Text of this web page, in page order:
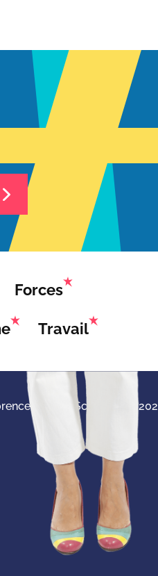
Forces
Travail
Servan-Schreiber ©